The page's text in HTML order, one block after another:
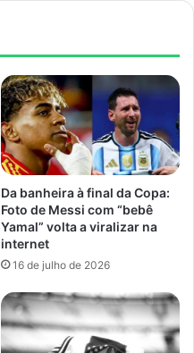
Da banheira à final da Copa:
Foto de Messi com “bebê
Yamal” volta a viralizar na
internet
16 de julho de 2026